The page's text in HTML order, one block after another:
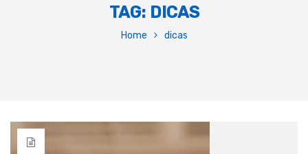
TAG: DICAS
Home dicas